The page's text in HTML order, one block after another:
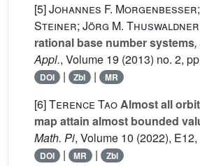
[5]Johannes F.
Steiner; Jörg M. Thuswaldner
rational base number systems,
Appl., Volume 19 (2013) no. 2,
DOI | Zbl | MR
[6]Terence TaoAlmost all
map attain almost bounded
Math. Pi, Volume 10 (2022),
DOI | MR | Zbl